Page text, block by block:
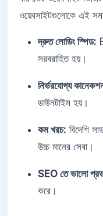
ওয়েবসাইটগুলোকে এই
দ্রুত লোডিং স্পিড:
সরবরাহিত হয়।
নির্ভরযোগ্য
ডাউনটাইম হয়।
কম খরচ: বিদেশি
উচ্চ মানের সেবা।
SEO তে ভালো
করে।